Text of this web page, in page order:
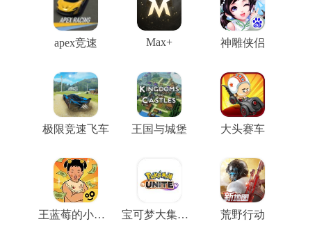
apex竞速 Max+ 神雕侠侣
极限竞速飞车 王国与城堡 大头赛车
王蓝莓的小卖部游戏 宝可梦大集结正版 荒野行动